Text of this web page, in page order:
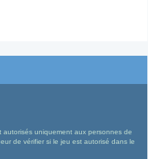
uniquement aux personnes de
de vérifier si le jeu est autorisé dans le